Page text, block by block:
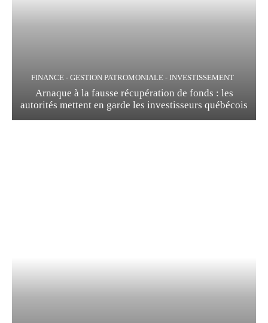
FINANCE - GESTION PATROMONIALE - INVESTISSEMENT
Arnaque à la fausse récupération de fonds : les
autorités mettent en garde les investisseurs québécois